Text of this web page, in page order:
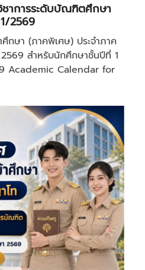
าการระดับบัณฑิตศึกษา
2569
กษา (ภาคพิเศษ) ประจำภาค
สำหรับนักศึกษาชั้นปีที่ 1
Academic Calendar for